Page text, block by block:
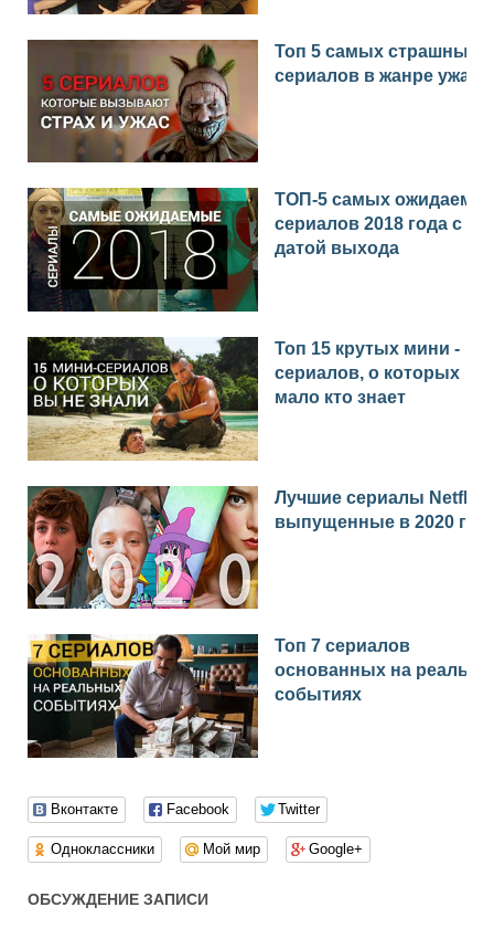
Топ 5 самых страшных
сериалов в жанре ужасы
ТОП-5 самых
сериалов 2018 года с
датой выхода
Топ 15 крутых мини -
сериалов, о которых
мало кто знает
Лучшие сериалы Netflix
выпущенные в 2020
Топ 7 сериалов
основанных на
событиях
Вконтакте Facebook Twitter
Одноклассники Мой мир Google+
ОБСУЖДЕНИЕ ЗАПИСИ